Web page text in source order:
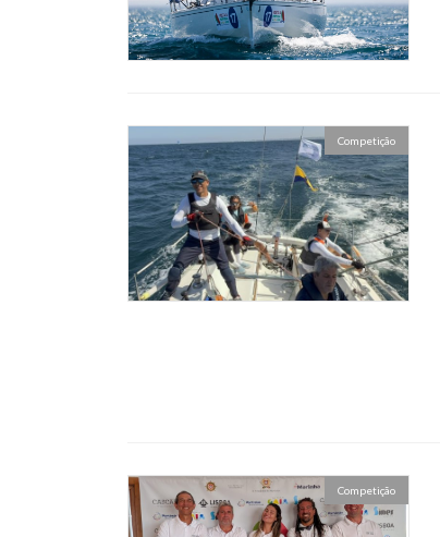
Competição
Competição